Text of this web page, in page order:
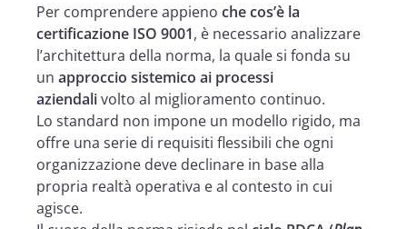
Per comprendere appieno che cos’è la
certificazione ISO 9001, è necessario analizzare
l’architettura della norma, la quale si fonda su
un approccio sistemico ai processi
aziendalivolto al miglioramento continuo.
Lo standard non impone un modello rigido, ma
offre una serie di requisiti flessibili che ogni
organizzazione deve declinare in base alla
propria realtà operativa e al contesto in cui
agisce.